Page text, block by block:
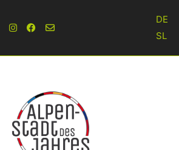
DE
SL